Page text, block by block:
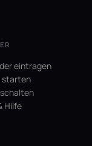
eintragen
starten
Hilfe